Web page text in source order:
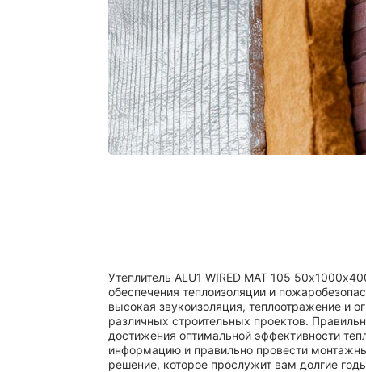
Утеплитель ALU1 WIRED MAT 105
обеспечения теплоизоляции и
высокая звукоизоляция, теплоотражение и
различных строительных проектов.
достижения оптимальной эффективности
информацию и правильно провести
решение, которое прослужит вам долгие